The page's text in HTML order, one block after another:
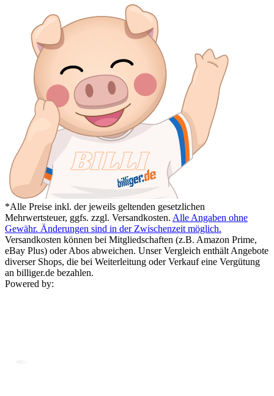
*Alle Preise inkl. der jeweils geltenden gesetzlichen
Mehrwertsteuer, ggfs. zzgl. Versandkosten. Alle Angaben ohne
Gewähr. Änderungen sind in der Zwischenzeit möglich.
Versandkosten können bei Mitgliedschaften (z.B. Amazon Prime,
eBay Plus) oder Abos abweichen. Unser Vergleich enthält Angebote
diverser Shops, die bei Weiterleitung oder Verkauf eine Vergütung
an billiger.de bezahlen.
Powered by: